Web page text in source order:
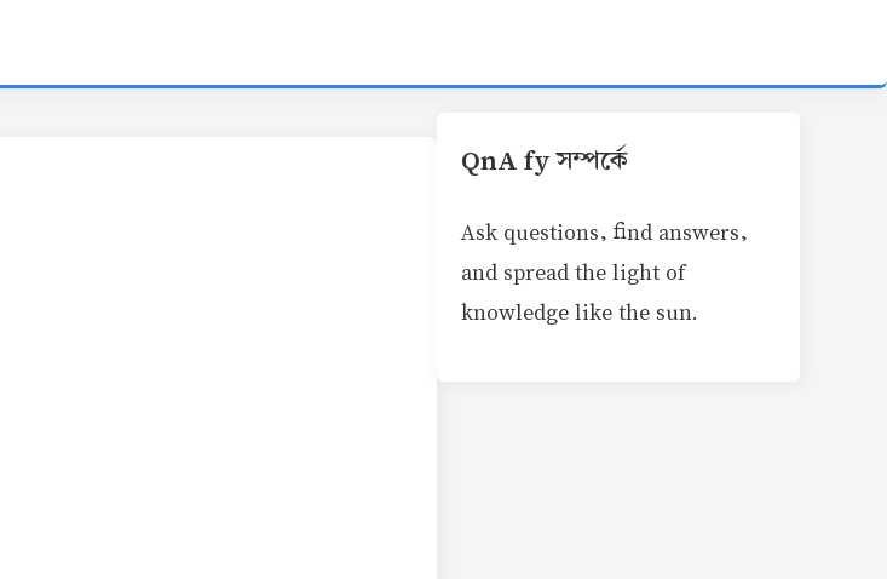
QnA fy সম্পর্কে
Ask questions, find answers,
and spread the light of
knowledge like the sun.